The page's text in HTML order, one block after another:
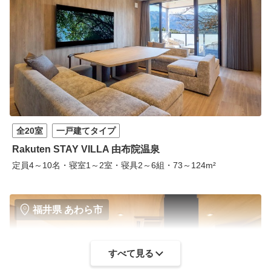
全20室 一戸建てタイプ
Rakuten STAY VILLA 由布院温泉
定員4～10名・寝室1～2室・寝具2～6組・73～124m²
福井県 あわら市
すべて見る